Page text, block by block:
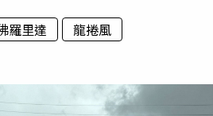
羅里達
龍捲風